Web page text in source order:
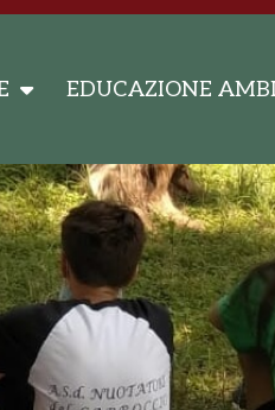
EDUCAZIONE